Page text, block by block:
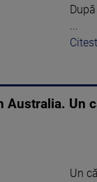
Australia. Un
Un